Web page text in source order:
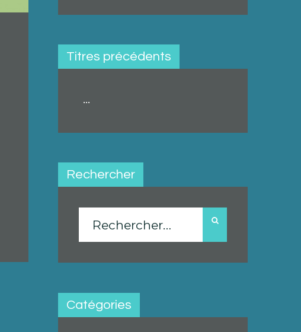
Titres précédents
...
Rechercher
Rechercher :
Catégories